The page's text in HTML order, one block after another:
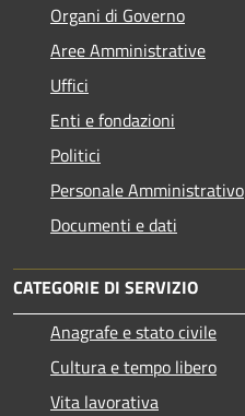
Organi di Governo
Aree Amministrative
Uffici
Enti e fondazioni
Politici
Personale Amministrativo
Documenti e dati
CATEGORIE DI SERVIZIO
Anagrafe e stato civile
Cultura e tempo libero
Vita lavorativa